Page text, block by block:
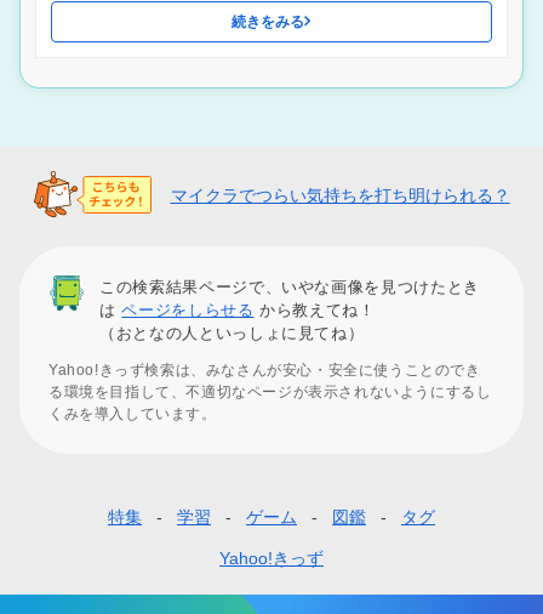
続きをみる
マイクラでつらい気持ちを打ち明けられる？
この検索結果ページで、いやな画像を見つけたとき
はページをしらせる から教えてね！
（おとなの人といっしょに見てね）
Yahoo!きっず検索は、みなさんが安心・安全に使うことのでき
る環境を目指して、不適切なページが表示されないようにするし
くみを導入しています。
タ
特集 学習 ゲーム 図鑑 タグ
Yahoo!きっず